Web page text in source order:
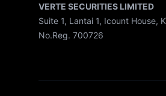
VERTE SECURITIES LIMITED
Suite 1, Lantai 1, Icount House,
No.Reg. 700726